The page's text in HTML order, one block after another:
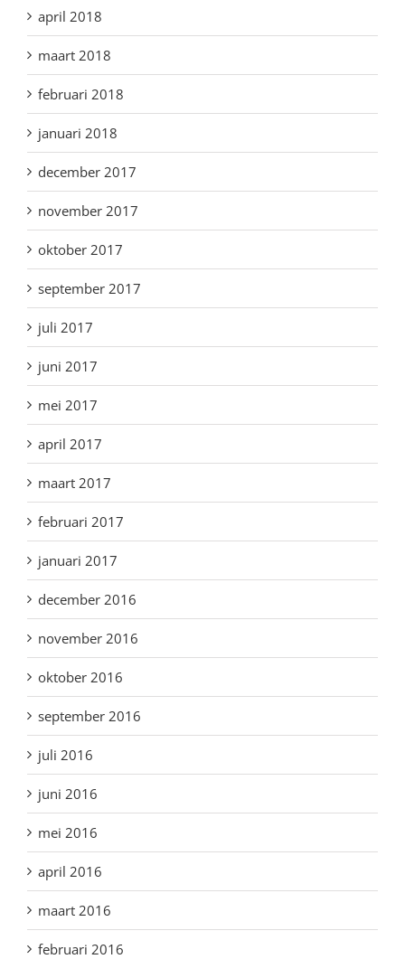
april 2018
maart 2018
februari 2018
januari 2018
december 2017
november 2017
oktober 2017
september 2017
juli 2017
juni 2017
mei 2017
april 2017
maart 2017
februari 2017
januari 2017
december 2016
november 2016
oktober 2016
september 2016
juli 2016
juni 2016
mei 2016
april 2016
maart 2016
februari 2016